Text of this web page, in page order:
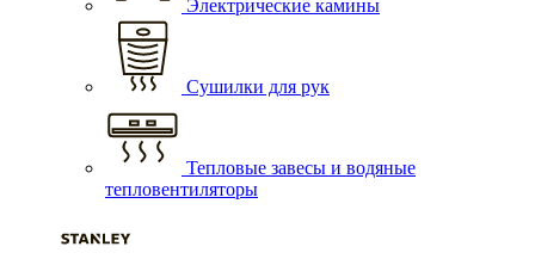
Электрические камины
Сушилки для рук
Тепловые завесы и водяные
тепловентиляторы